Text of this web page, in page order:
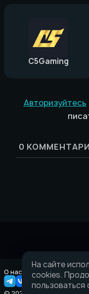
C5Gaming
Авторизуйтесь
0
О нас Правовая
На сайте
cookies.
пользоваться